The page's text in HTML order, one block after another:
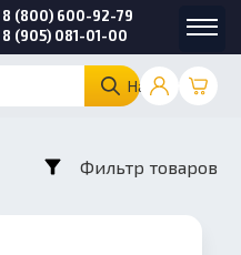
Найти
8 (800) 600-92-79
8 (905) 081-01-00
Фильтр товаров